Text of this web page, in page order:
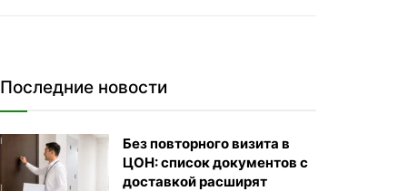
Последние новости
Без повторного визита в
ЦОН: список документов с
доставкой расширят